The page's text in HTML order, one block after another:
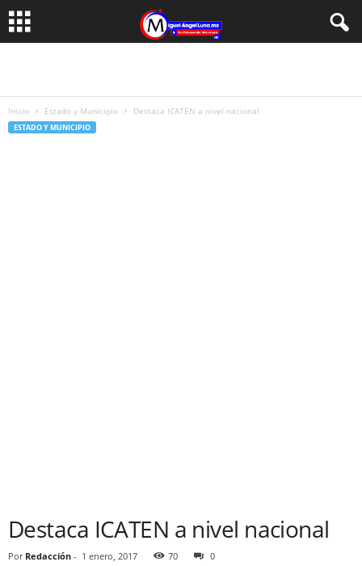
Inicio Estado y Municipio Destaca ICATEN a nivel nacional
ESTADO Y MUNICIPIO
Destaca ICATEN a nivel nacional
Por Redacción - 1 enero, 2017 70 0